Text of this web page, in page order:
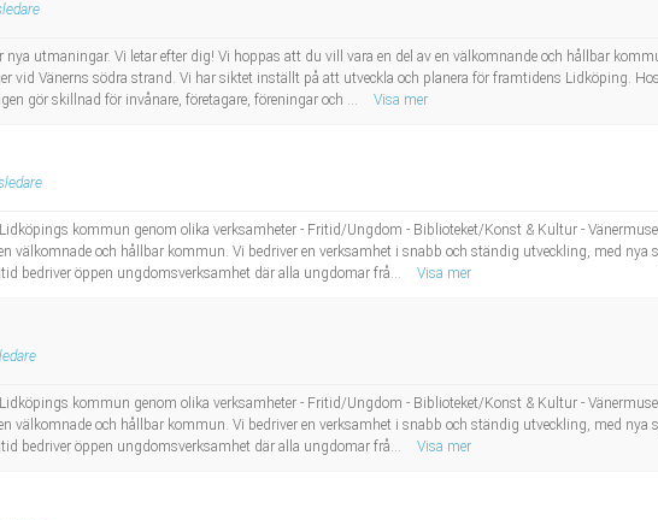
utmaningar. Vi letar efter dig! Vi hoppas att du vill vara en del av en välkomnande och hållbar
vid Vänerns södra strand. Vi har siktet inställt på att utveckla och planera för framtidens Lidköping.
gör skillnad för invånare, företagare, föreningar och ...
Visa mer
kommun genom olika verksamheter - Fritid/Ungdom - Biblioteket/Konst & Kultur -
välkomnade och hållbar kommun. Vi bedriver en verksamhet i snabb och ständig utveckling, med nya
bedriver öppen ungdomsverksamhet där alla ungdomar frå...
Visa mer
kommun genom olika verksamheter - Fritid/Ungdom - Biblioteket/Konst & Kultur -
välkomnade och hållbar kommun. Vi bedriver en verksamhet i snabb och ständig utveckling, med nya
bedriver öppen ungdomsverksamhet där alla ungdomar frå...
Visa mer